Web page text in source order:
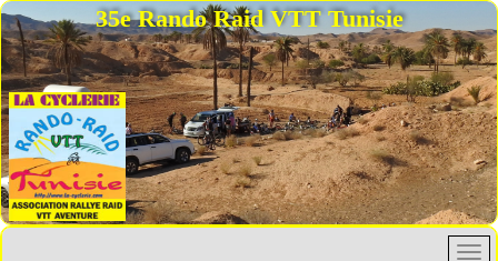
35e Rando Raid VTT Tunisie